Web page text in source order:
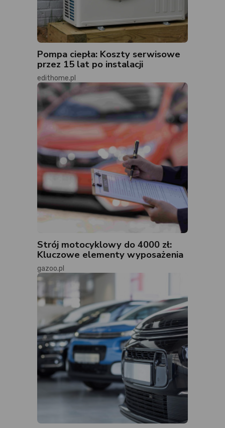
Pompa ciepła: Koszty serwisowe
przez 15 lat po instalacji
edithome.pl
Strój motocyklowy do 4000 zł:
Kluczowe elementy wyposażenia
gazoo.pl